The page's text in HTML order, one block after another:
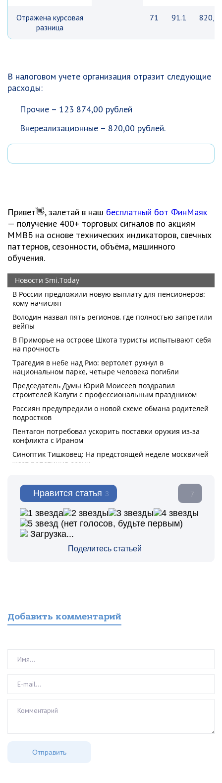
Отражена курсовая
разница
71 91.1
В налоговом учете организация отразит следующие
расходы:
Прочие – 123 874,00 рублей
Внереализационные – 820,00 рублей.
Привет👋, залетай в наш бесплатный бот ФинМаяк
— получение 400+ торговых сигналов по акциям
ММВБ на основе технических индикаторов, свечных
паттернов, сезонности, объёма, машинного
обучения.
Нравится статья 3 7
Поделитесь статьей
(нет голосов, будьте первым)
Загрузка...
Добавить комментарий